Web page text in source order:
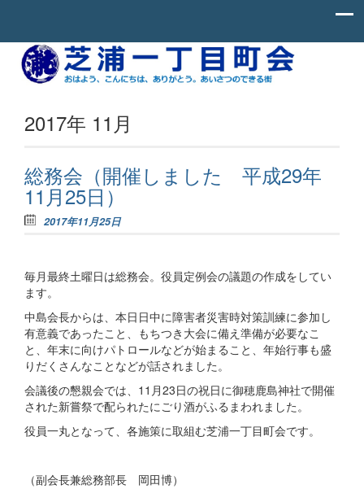
Skip to content
芝
一
丁
目
町
会
お
は
よ
こ
ん
わ、
あ
り
が
と
さ
つ
の
で
き
る
街。
2017年 11月
総務会（開催しました 平成29年
11月25日）
2017年11月25日
毎月最終土曜日は総務会。役員定例会の議題の作成をしてい
ます。
中島会長からは、本日日中に障害者災害時対策訓練に参加し
有意義であったこと、もちつき大会に備え準備が必要なこ
と、年末に向けパトロールなどが始まること、年始行事も盛
りだくさんなことなどが話されました。
会議後の懇親会では、11月23日の祝日に御穂鹿島神社で開催
された新嘗祭で配られたにごり酒がふるまわれました。
役員一丸となって、各施策に取組む芝浦一丁目町会です。
（副会長兼総務部長 岡田博）